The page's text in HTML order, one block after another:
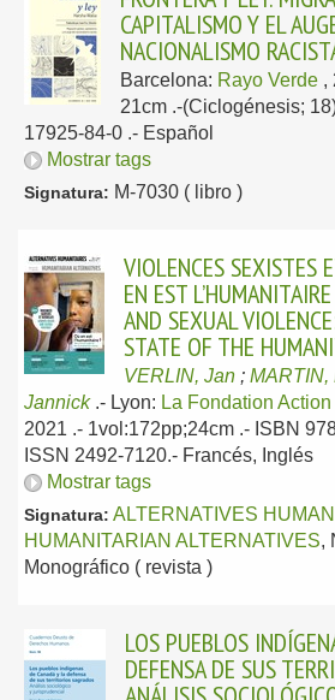
CAPITALISMO Y EL
NACIONALISMO
Barcelona: Rayo Verde ,
21cm .-(Ciclogénesis;
17925-84-0 .- Español
Mostrar tags
Signatura: M-7030 ( libro )
VIOLENCES SEXISTES
EN EST
AND SEXUAL
STATE OF THE
VERLIN, Jan ; MARTIN,
Jannick .- Lyon: La Fondation
2021 .- 1vol:172pp;24cm .- ISBN
ISSN 2492-7120.- Francés, Inglés
Mostrar tags
Signatura: ALTERNATIVES
HUMANITARIAN ALTERNATIVES,
Monográfico ( revista )
LOS PUEBLOS
DEFENSA DE SUS